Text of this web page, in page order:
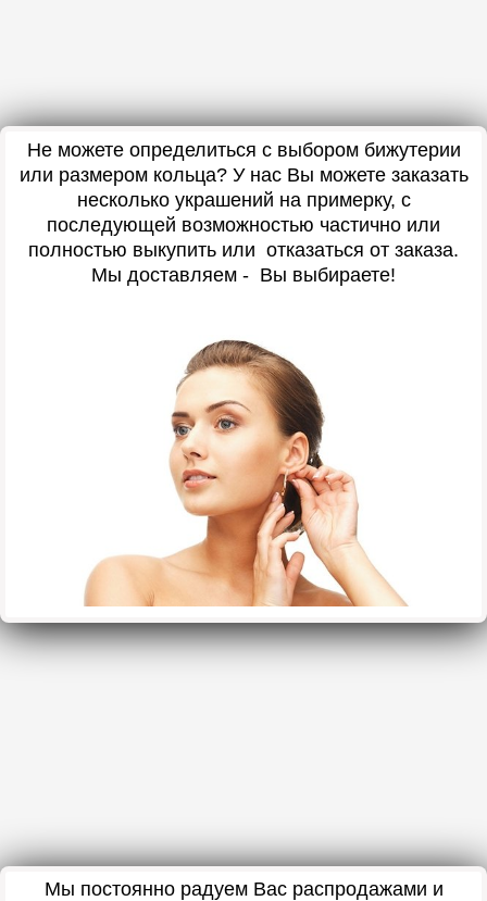
Не можете определиться с выбором бижутерии
или размером кольца? У нас Вы можете заказать
несколько украшений на примерку, с
последующей возможностью частично или
полностью выкупить или отказаться от заказа.
Мы доставляем - Вы выбираете!
Мы постоянно радуем Вас распродажами и